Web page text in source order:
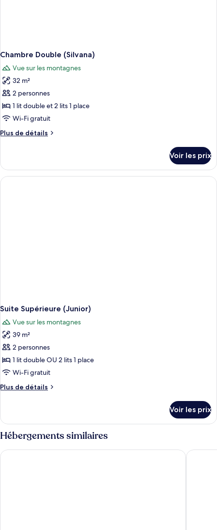
Chambre Double (Silvana)
Vue sur les montagnes
32 m²
2 personnes
1 lit double et 2 lits 1 place
Wi-Fi gratuit
Plus de détails
Plus
le
type
de
Voir les prix
Suite Supérieure (Junior)
Vue sur les montagnes
39 m²
2 personnes
1 lit double OU 2 lits 1 place
Wi-Fi gratuit
Plus de détails
Plus
le
type
de
chambre
Suite
Voir les prix
Hébergements similaires
Me and All Hotel Flims, by Hyatt Peaks